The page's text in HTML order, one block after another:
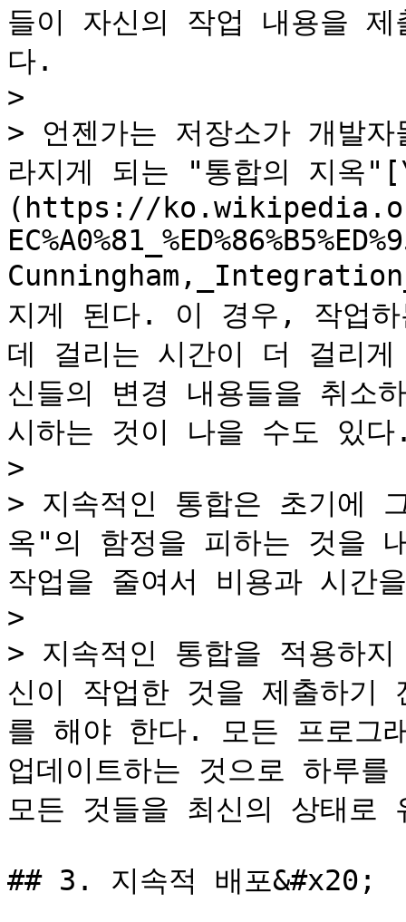
들이 자신의 작업 내용을
다.
>
> 언젠가는 저장소가 개발
라지게 되는 "통합의 지
(https://ko.wikipedia.org/
지게 된다. 이 경우, 작업하
데 걸리는 시간이 더 걸리
신들의 변경 내용들을 취소
시하는 것이 나을 수도 있
>
> 지속적인 통합은 초기에
옥"의 함정을 피하는 것을
작업을 줄여서 비용과 시간
>
> 지속적인 통합을 적용하
신이 작업한 것을 제출하기
를 해야 한다. 모든 프로그
업데이트하는 것으로 하루
모든 것들을 최신의 상태로
## 3. 지속적 배포&#x20;